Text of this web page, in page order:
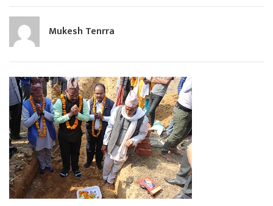
Mukesh Tenrra